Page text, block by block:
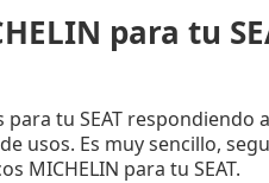
para tu
tu SEAT respondiendo
usos. Es muy sencillo,
MICHELIN para tu SEAT.